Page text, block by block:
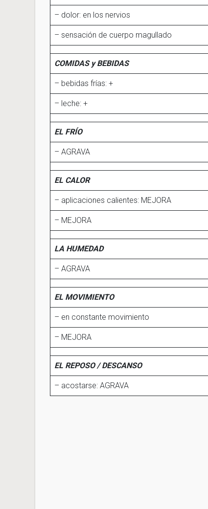
– dolor: en los nervios
– sensación de cuerpo magullado
COMIDAS y BEBIDAS
– bebidas frías: +
– leche: +
EL FRÍO
– AGRAVA
EL CALOR
– aplicaciones calientes: MEJORA
– MEJORA
LA HUMEDAD
– AGRAVA
EL MOVIMIENTO
– en constante movimiento
– MEJORA
EL REPOSO / DESCANSO
– acostarse: AGRAVA